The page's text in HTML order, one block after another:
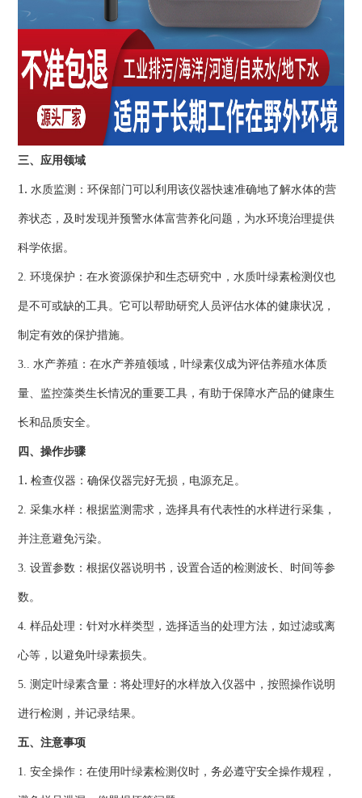
三、应用领域
1. 水质监测：环保部门可以利用该仪器快速准确地了解水体的营
养状态，及时发现并预警水体富营养化问题，为水环境治理提供
科学依据。
2. 环境保护：在水资源保护和生态研究中，水质叶绿素检测仪也
是不可或缺的工具。它可以帮助研究人员评估水体的健康状况，
制定有效的保护措施。
3.. 水产养殖：在水产养殖领域，叶绿素仪成为评估养殖水体质
量、监控藻类生长情况的重要工具，有助于保障水产品的健康生
长和品质安全。
四、操作步骤
1. 检查仪器：确保仪器完好无损，电源充足。
2. 采集水样：根据监测需求，选择具有代表性的水样进行采集，
并注意避免污染。
3. 设置参数：根据仪器说明书，设置合适的检测波长、时间等参
数。
4. 样品处理：针对水样类型，选择适当的处理方法，如过滤或离
心等，以避免叶绿素损失。
5. 测定叶绿素含量：将处理好的水样放入仪器中，按照操作说明
进行检测，并记录结果。
五、注意事项
1. 安全操作：在使用叶绿素检测仪时，务必遵守安全操作规程，